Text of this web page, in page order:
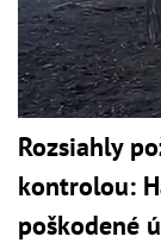
Rozsiahly
kontrolou:
poškodené